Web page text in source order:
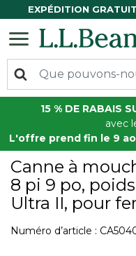
EXPÉDITION
15 % DE RABAIS
avec
L'offre prend fin le 9
Canne à
8 pi 9 po,
Ultra II, pour
Numéro d’article :